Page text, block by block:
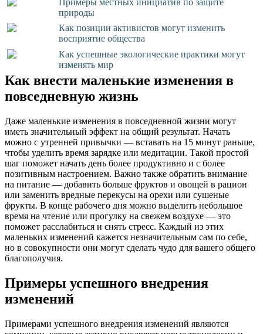
природы
Как позиции активистов могут изменить
восприятие общества
Как успешные экологические практики могут
изменять мир
Как внести маленькие изменения в
повседневную жизнь
Даже маленькие изменения в повседневной жизни могут
иметь значительный эффект на общий результат. Начать
можно с утренней привычки — вставать на 15 минут раньше,
чтобы уделить время зарядке или медитации. Такой простой
шаг поможет начать день более продуктивно и с более
позитивным настроением. Важно также обратить внимание
на питание — добавить больше фруктов и овощей в рацион
или заменить вредные перекусы на орехи или сушеные
фрукты. В конце рабочего дня можно выделить небольшое
время на чтение или прогулку на свежем воздухе — это
поможет расслабиться и снять стресс. Каждый из этих
маленьких изменений кажется незначительным сам по себе,
но в совокупности они могут сделать чудо для вашего общего
благополучия.
Примеры успешного внедрения
изменений
Примерами успешного внедрения изменений являются